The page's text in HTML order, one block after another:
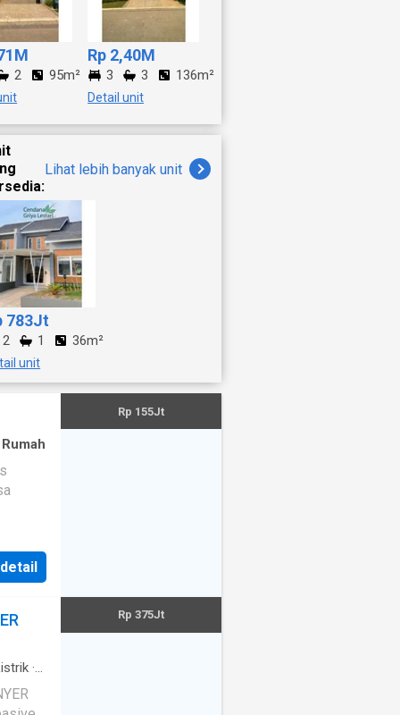
2 95m²
Rp 2,40M
3 3 136m²
Detail unit
Lihat lebih banyak unit
783Jt
2 1 36m²
unit
Rumah
Rp 155Jt
·
Rp 375Jt